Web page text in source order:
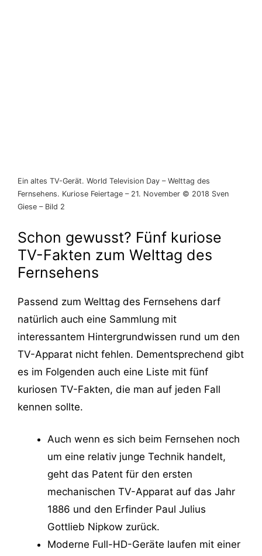
Ein altes TV-Gerät. World Television Day – Welttag des
Fernsehens. Kuriose Feiertage – 21. November © 2018 Sven
Giese – Bild 2
Schon gewusst? Fünf kuriose
TV-Fakten zum Welttag des
Fernsehens
Passend zum Welttag des Fernsehens darf
natürlich auch eine Sammlung mit
interessantem Hintergrundwissen rund um den
TV-Apparat nicht fehlen. Dementsprechend gibt
es im Folgenden auch eine Liste mit fünf
kuriosen TV-Fakten, die man auf jeden Fall
kennen sollte.
Auch wenn es sich beim Fernsehen noch
um eine relativ junge Technik handelt,
geht das Patent für den ersten
mechanischen TV-Apparat auf das Jahr
1886 und den Erfinder Paul Julius
Gottlieb Nipkow zurück.
Moderne Full-HD-Geräte laufen mit einer